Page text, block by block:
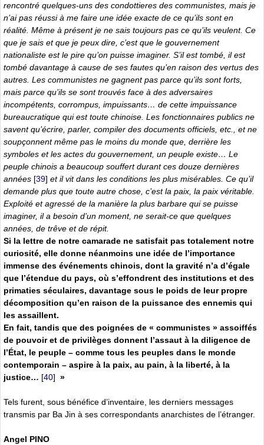
rencontré quelques-uns des condottieres des communistes, mais je
n’ai pas réussi à me faire une idée exacte de ce qu’ils sont en
réalité. Même à présent je ne sais toujours pas ce qu’ils veulent. Ce
que je sais et que je peux dire, c’est que le gouvernement
nationaliste est le pire qu’on puisse imaginer. S’il est tombé, il est
tombé davantage à cause de ses fautes qu’en raison des vertus des
autres. Les communistes ne gagnent pas parce qu’ils sont forts,
mais parce qu’ils se sont trouvés face à des adversaires
incompétents, corrompus, impuissants… de cette impuissance
bureaucratique qui est toute chinoise. Les fonctionnaires publics ne
savent qu’écrire, parler, compiler des documents officiels, etc., et ne
soupçonnent même pas le moins du monde que, derrière les
symboles et les actes du gouvernement, un peuple existe… Le
peuple chinois a beaucoup souffert durant ces douze dernières
années [39] et il vit dans les conditions les plus misérables. Ce qu’il
demande plus que toute autre chose, c’est la paix, la paix véritable.
Exploité et agressé de la manière la plus barbare qui se puisse
imaginer, il a besoin d’un moment, ne serait-ce que quelques
années, de trêve et de répit.
Si la lettre de notre camarade ne satisfait pas totalement notre
curiosité, elle donne néanmoins une idée de l’importance
immense des événements chinois, dont la gravité n’a d’égale
que l’étendue du pays, où s’effondrent des institutions et des
primaties séculaires, davantage sous le poids de leur propre
décomposition qu’en raison de la puissance des ennemis qui
les assaillent.
En fait, tandis que des poignées de « communistes » assoiffés
de pouvoir et de privilèges donnent l’assaut à la diligence de
l’État, le peuple – comme tous les peuples dans le monde
contemporain – aspire à la paix, au pain, à la liberté, à la
justice… [40] »
Tels furent, sous bénéfice d’inventaire, les derniers messages
transmis par Ba Jin à ses correspondants anarchistes de l’étranger.
Angel PINO